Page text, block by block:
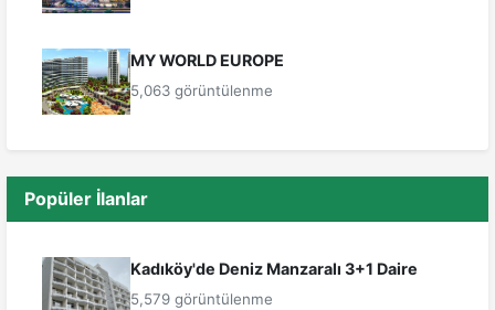
MY WORLD EUROPE
5,063 görüntülenme
Popüler İlanlar
Kadıköy'de Deniz Manzaralı 3+1 Daire
5,579 görüntülenme